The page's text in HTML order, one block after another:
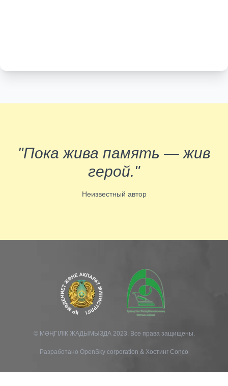
"Пока жива память — жив
герой."
Неизвестный автор
© МӘҢГІЛІК ЖАДЫМЫЗДА 2023. Все права защищены.
Разработано OpenSky corporation & Хостинг Conco